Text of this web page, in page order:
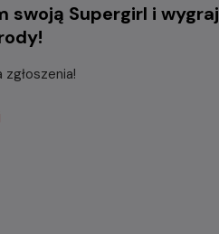
swoją Supergirl i wygraj